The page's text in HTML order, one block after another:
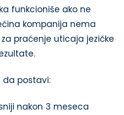
funkcioniše ako ne
kompanija nema
praćenje uticaja jezičke
da postavi:
nakon 3 meseca